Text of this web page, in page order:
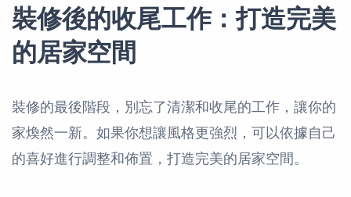
裝修後的收尾工作：打造完美
的居家空間
裝修的最後階段，別忘了清潔和收尾的工作，讓你的
家煥然一新。如果你想讓風格更強烈，可以依據自己
的喜好進行調整和佈置，打造完美的居家空間。